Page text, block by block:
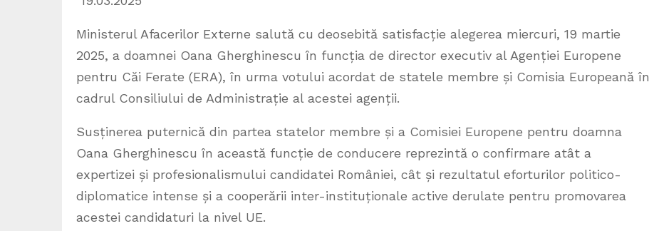
Ministerul Afacerilor Externe salută cu deosebită satisfacție alegerea miercuri, 19 martie
2025, a doamnei Oana Gherghinescu în funcția de director executiv al Agenției Europene
pentru Căi Ferate (ERA), în urma votului acordat de statele membre și Comisia Europeană în
cadrul Consiliului de Administrație al acestei agenții.
Susținerea puternică din partea statelor membre și a Comisiei Europene pentru doamna
Oana Gherghinescu în această funcție de conducere reprezintă o confirmare atât a
expertizei și profesionalismului candidatei României, cât și rezultatul eforturilor politico-
diplomatice intense și a cooperării inter-instituționale active derulate pentru promovarea
acestei candidaturi la nivel UE.